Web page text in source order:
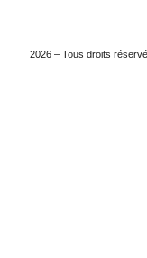
2026 – Tous droits